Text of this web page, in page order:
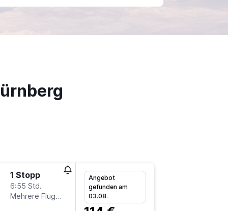
1 Stopp
6:55 Std.
Mehrere Fluglinien
Angebot
gefunden am
03.08.